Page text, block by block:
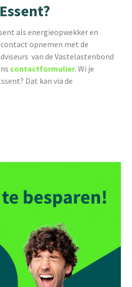
als energieopwekker en
opnemen met de
van de Vastelastenbond
contactformulier. Wi je
Dat kan via de